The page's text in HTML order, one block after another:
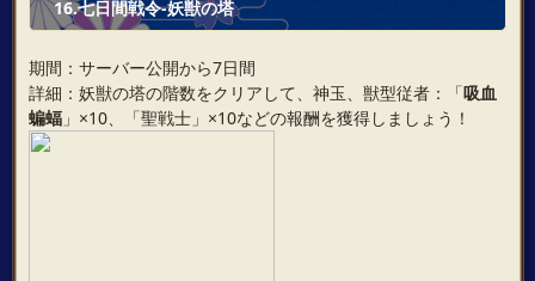
16.七日間戦令-妖獣の塔
期間：サーバー公開から7日間
詳細：妖獣の塔の階数をクリアして、神玉、獣型従者：「吸血
蝙蝠」×10、「聖戦士」×10などの報酬を獲得しましょう！